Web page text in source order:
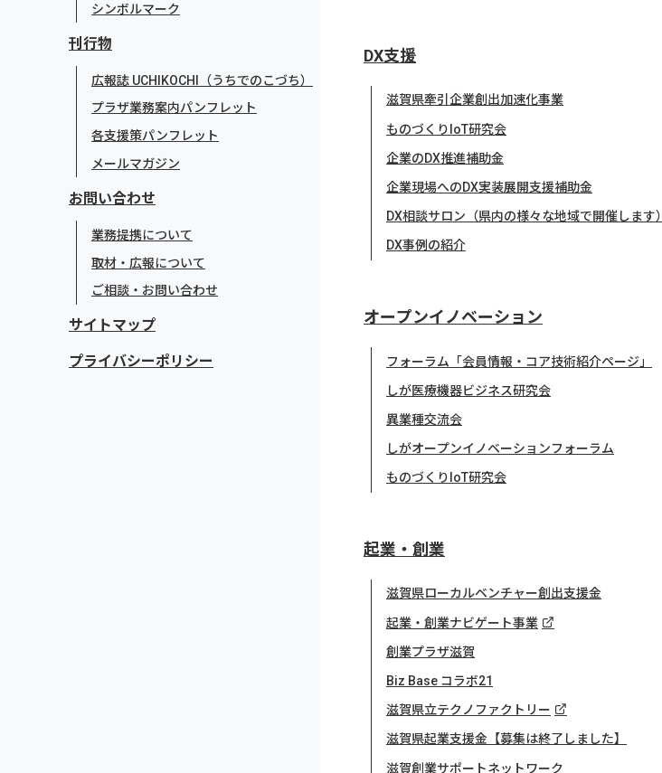
シンボルマーク
刊行物
広報誌 UCHIKOCHI（うちでのこづち）
プラザ業務案内パンフレット
各支援策パンフレット
メールマガジン
お問い合わせ
業務提携について
取材・広報について
ご相談・お問い合わせ
サイトマップ
プライバシーポリシー
DX支援
滋賀県牽引企業創出加速化事業
ものづくりIoT研究会
企業のDX推進補助金
企業現場へのDX実装展開支援補助金
DX相談サロン（県内の様々な地域で開催します）
DX事例の紹介
オープンイノベーション
フォーラム「会員情報・コア技術紹介ページ」
しが医療機器ビジネス研究会
異業種交流会
しがオープンイノベーションフォーラム
ものづくりIoT研究会
起業・創業
滋賀県ローカルベンチャー創出支援金
起業・創業ナビゲート事業
創業プラザ滋賀
Biz Base コラボ21
滋賀県立テクノファクトリー
滋賀県起業支援金【募集は終了しました】
滋賀創業サポートネットワーク